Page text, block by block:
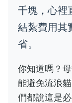
千塊，心裡
結紮費用其
省。
你知道嗎？
能避免流浪
們都說這是